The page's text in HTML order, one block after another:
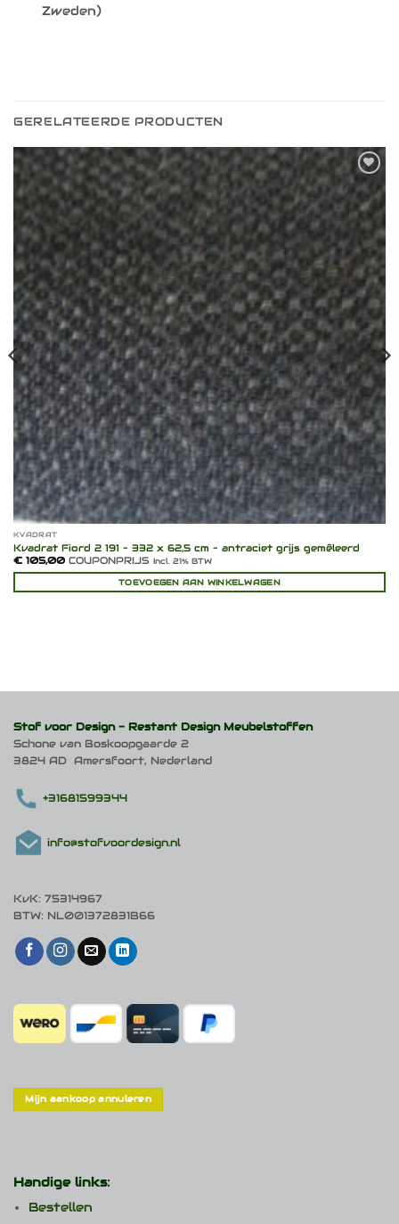
Zweden)
GERELATEERDE PRODUCTEN
Toevoegen
aan
verlanglijst
KVADRAT
Kvadrat Fiord 2 191 – 332 x 62,5 cm – antraciet grijs gemêleerd
€105,00COUPONPRIJS Incl. 21% BTW
TOEVOEGEN AAN WINKELWAGEN
Stof voor Design - Restant Design Meubelstoffen
Schone van Boskoopgaarde 2
3824 AD Amersfoort, Nederland
+31681599344
info@stofvoordesign.nl
KvK: 75314967
BTW: NL001372831B66
Mijn aankoop annuleren
Handige links:
Bestellen